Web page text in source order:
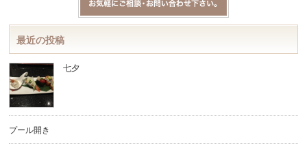
最近の投稿
七夕
プール開き